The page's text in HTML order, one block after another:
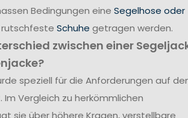
Bedingungen eine Segelhose oder
rutschfeste Schuhe getragen werden.
zwischen einer
speziell für die Anforderungen auf
Vergleich zu herkömmlichen
sie über höhere Kragen, verstellbare